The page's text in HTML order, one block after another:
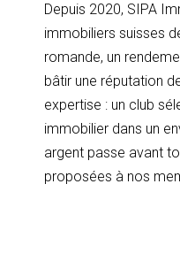
Depuis 2020, SIPA
immobiliers suisses
romande, un
bâtir une réputation
expertise : un club
immobilier dans un
argent passe avant
proposées à nos